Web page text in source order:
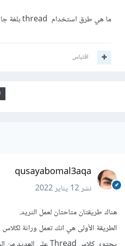
ما هي طرق استخدام thread بلغة جافا
اقتباس
qusayabomal3aqa
نشر12 يناير 2022
هناك طريقتان متاحتان لعمل الثريد.
الطريقة الأولى هي انك تعمل وراثة لكلاس Thread.